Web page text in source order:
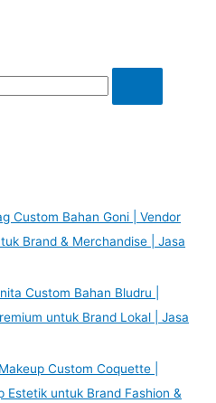
Custom Bahan Goni | Vendor
Brand & Merchandise | Jasa
Custom Bahan Bludru |
untuk Brand Lokal | Jasa
Custom Coquette |
Estetik untuk Brand Fashion &